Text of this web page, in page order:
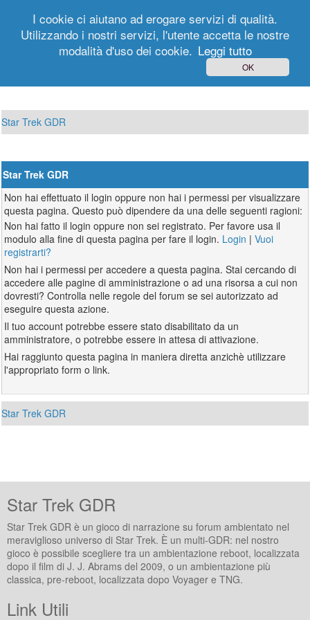
Registrati
Star Trek GDR
Star Trek GDR
Non hai effettuato il login oppure non hai i permessi per visualizzare
questa pagina. Questo può dipendere da una delle seguenti ragioni:
Non hai fatto il login oppure non sei registrato. Per favore usa il
modulo alla fine di questa pagina per fare il login. Login |Vuoi
registrarti?
Non hai i permessi per accedere a questa pagina. Stai cercando di
accedere alle pagine di amministrazione o ad una risorsa a cui non
dovresti? Controlla nelle regole del forum se sei autorizzato ad
eseguire questa azione.
Il tuo account potrebbe essere stato disabilitato da un
amministratore, o potrebbe essere in attesa di attivazione.
Hai raggiunto questa pagina in maniera diretta anzichè utilizzare
l'appropriato form o link.
Star Trek GDR
Star Trek GDR
Star Trek GDR è un gioco di narrazione su forum ambientato nel
meraviglioso universo di Star Trek. È un multi-GDR: nel nostro
gioco è possibile scegliere tra un ambientazione reboot, localizzata
dopo il film di J. J. Abrams del 2009, o un ambientazione più
classica, pre-reboot, localizzata dopo Voyager e TNG.
Link Utili
I cookie ci aiutano ad erogare servizi di qualità.
Utilizzando i nostri servizi, l'utente accetta le nostre
modalità d'uso dei cookie. Leggi tutto
OK